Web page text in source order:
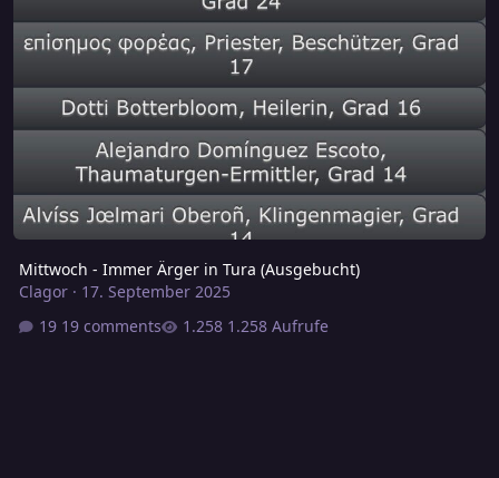
Mittwoch - Immer Ärger in Tura (Ausgebucht)
Clagor· 17. September 2025
19 comments
1.258 Aufrufe